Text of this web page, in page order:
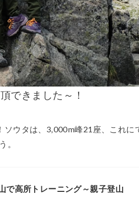
できました～！
ウタは、3,000m峰21座、これに
。
で高所トレーニング～親子登山